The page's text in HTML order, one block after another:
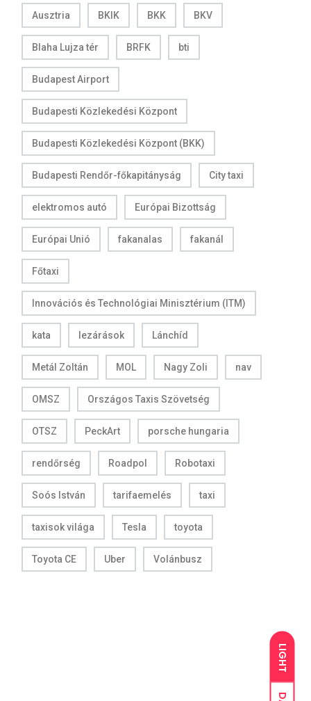
LIGHT
Ausztria BKIK BKK BKV
Blaha Lujza tér BRFK bti
Budapest Airport
Budapesti Közlekedési Központ
Budapesti Közlekedési Központ (BKK)
Budapesti Rendőr-főkapitányság City taxi
elektromos autó Európai Bizottság
Európai Unió fakanalas fakanál
Főtaxi
Innovációs és Technológiai Minisztérium (ITM)
kata lezárások Lánchíd
Metál Zoltán MOL Nagy Zoli nav
OMSZ Országos Taxis Szövetség
OTSZ PeckArt porsche hungaria
rendőrség Roadpol Robotaxi
Soós István tarifaemelés taxi
taxisok világa Tesla toyota
Toyota CE Uber Volánbusz